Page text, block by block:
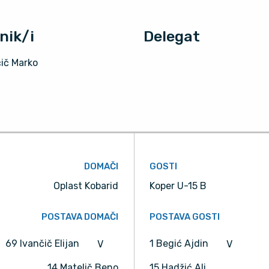
i
Marko
Delegat
DOMAČI
Oplast Kobarid
GOSTI
Koper U-15 B
POSTAVA DOMAČI
69 Ivančič Elijan V
POSTAVA GOSTI
1 Begić Ajdin V